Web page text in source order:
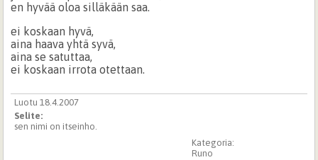
en hyvää oloa silläkään saa.
ei koskaan hyvä,
aina haava yhtä syvä,
aina se satuttaa,
ei koskaan irrota otettaan.
Luotu 18.4.2007
Selite:
sen nimi on itseinho.
Kategoria:
Runo